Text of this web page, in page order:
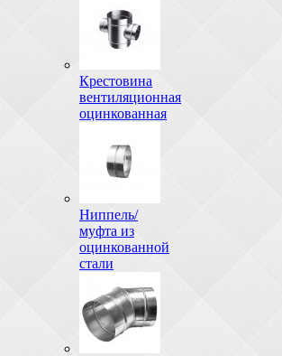
Крестовина
вентиляционная
оцинкованная
Ниппель/
муфта из
оцинкованной
стали